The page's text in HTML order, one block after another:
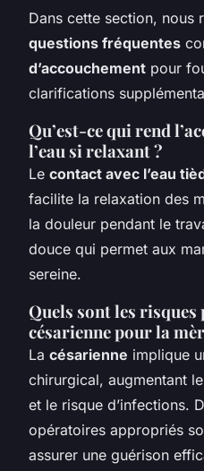
Dans cette section, nous
questions fréquentes
d’accouchement pour
clarifications
Qu’est-ce qui rend
l’eau si relaxant ?
Le contact avec l’eau
facilite la relaxation des
la douleur pendant le
douce qui permet aux
sereine.
Quels sont les risques
césarienne pour la
La césarienne implique
chirurgical, augmentant le
et le risque d’infections.
opératoires appropriés
assurer une guérison